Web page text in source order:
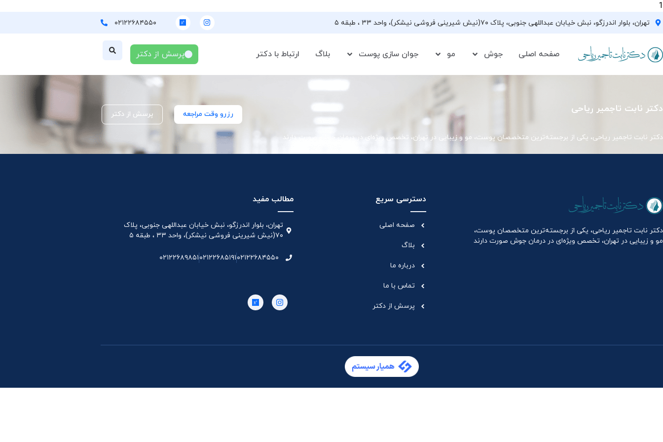
1
تهران، بلوار اندرزگو، نبش خیابان عبداللهی جنوبی، پلاک ۷۰(نیش شیرینی فروشی نیشکر)، واحد ۳۳ ، طبقه ۵ ۰۲۱۲۲۶۸۴۵۵۰
صفحه اصلی جوش مو جوان سازی پوست بلاگ ارتباط با دکتر پرسش از دکتر
دکتر نابت تاجمیر ریاحی
دکتر نابت تاجمیر ریاحی، یکی از برجسته‌ترین متخصصان پوست، مو و زیبایی در تهران، تخصص ویژه‌ای در درمان جوش صورت دارند
رزرو وقت مراجعه پرسش از دکتر
دکتر نابت تاجمیر ریاحی، یکی از برجسته‌ترین متخصصان پوست،
مو و زیبایی در تهران، تخصص ویژه‌ای در درمان جوش صورت دارند
دسترسی سریع
صفحه اصلی
بلاگ
درباره ما
تماس با ما
پرسش از دکتر
مطالب مفید
تهران، بلوار اندرزگو، نبش خیابان عبداللهی جنوبی، پلاک
۷۰(نیش شیرینی فروشی نیشکر)، واحد ۳۳ ، طبقه ۵
۰۲۱۲۲۶۸۴۵۵۰۰۲۱۲۲۶۸۵۱۹۱۰۲۱۲۲۶۸۹۸۵۱